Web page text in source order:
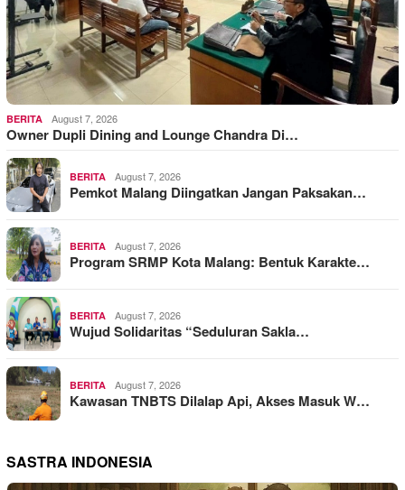
BERITA August 7, 2026
Owner Dupli Dining and Lounge Chandra Di…
BERITA August 7, 2026
Pemkot Malang Diingatkan Jangan Paksakan…
BERITA August 7, 2026
Program SRMP Kota Malang: Bentuk Karakte…
BERITA August 7, 2026
Wujud Solidaritas “Seduluran Sakla…
BERITA August 7, 2026
Kawasan TNBTS Dilalap Api, Akses Masuk W…
SASTRA INDONESIA